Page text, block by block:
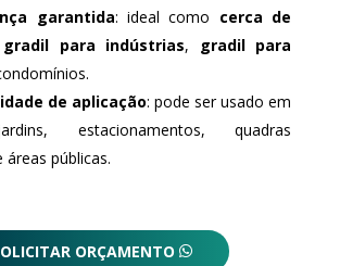
garantida: ideal como cerca de
gradil para indústrias, gradil para
de aplicação: pode ser usado em
estacionamentos, quadras
áreas públicas.
ORÇAMENTO